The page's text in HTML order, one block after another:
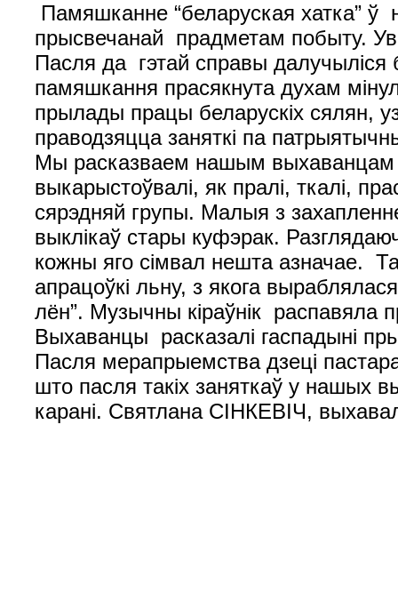
Памяшканне “беларуская хатка”
прысвечанай прадметам побыту.
Пасля да гэтай справы
памяшкання прасякнута духам
прылады працы беларускіх сялян,
праводзяцца заняткі па
Мы расказваем нашым выхаванцам
выкарыстоўвалі, як пралі, ткалі,
сярэдняй групы. Малыя з
выклікаў стары куфэрак.
кожны яго сімвал нешта азначае.
апрацоўкі льну, з якога
лён”. Музычны кіраўнік распавяла
Выхаванцы расказалі гаспадыні
Пасля мерапрыемства дзеці
што пасля такіх заняткаў у нашых
карані. Святлана СІНКЕВІЧ,